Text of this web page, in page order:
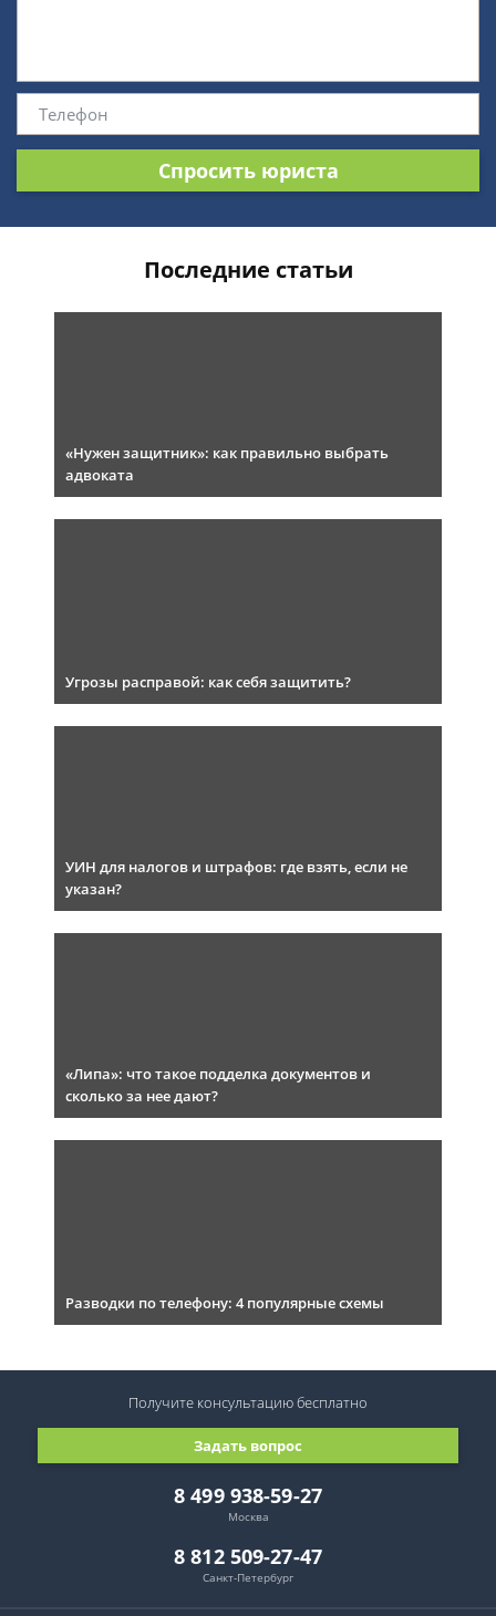
Спросить юриста
Последние статьи
«Нужен защитник»: как правильно выбрать
адвоката
Угрозы расправой: как себя защитить?
УИН для налогов и штрафов: где взять, если не
указан?
«Липа»: что такое подделка документов и
сколько за нее дают?
Разводки по телефону: 4 популярные схемы
8 499 938-59-27
Москва
8 812 509-27-47
Санкт-Петербург
Задать вопрос
Получите консультациюбесплатно